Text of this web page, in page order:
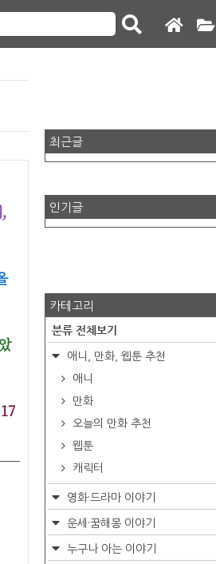
최근글
인기글
카테고리
분류 전체보기
애니, 만화, 웹툰 추천
애니
만화
오늘의 만화 추천
웹툰
캐릭터
영화·드라마 이야기
운세·꿈해몽 이야기
누구나 아는 이야기